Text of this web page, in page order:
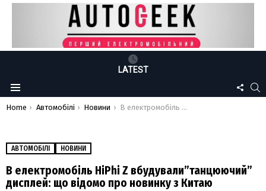
LATEST
Menu
US
You are here:
Home Автомобілі Новини В електромобіль HiPhi Z вбудували”танцюючий” дисплей: що відомо про новинку з Китаю
АВТОМОБІЛІ НОВИНИ
В електромобіль HiPhi Z вбудували”танцюючий”
дисплей: що відомо про новинку з Китаю